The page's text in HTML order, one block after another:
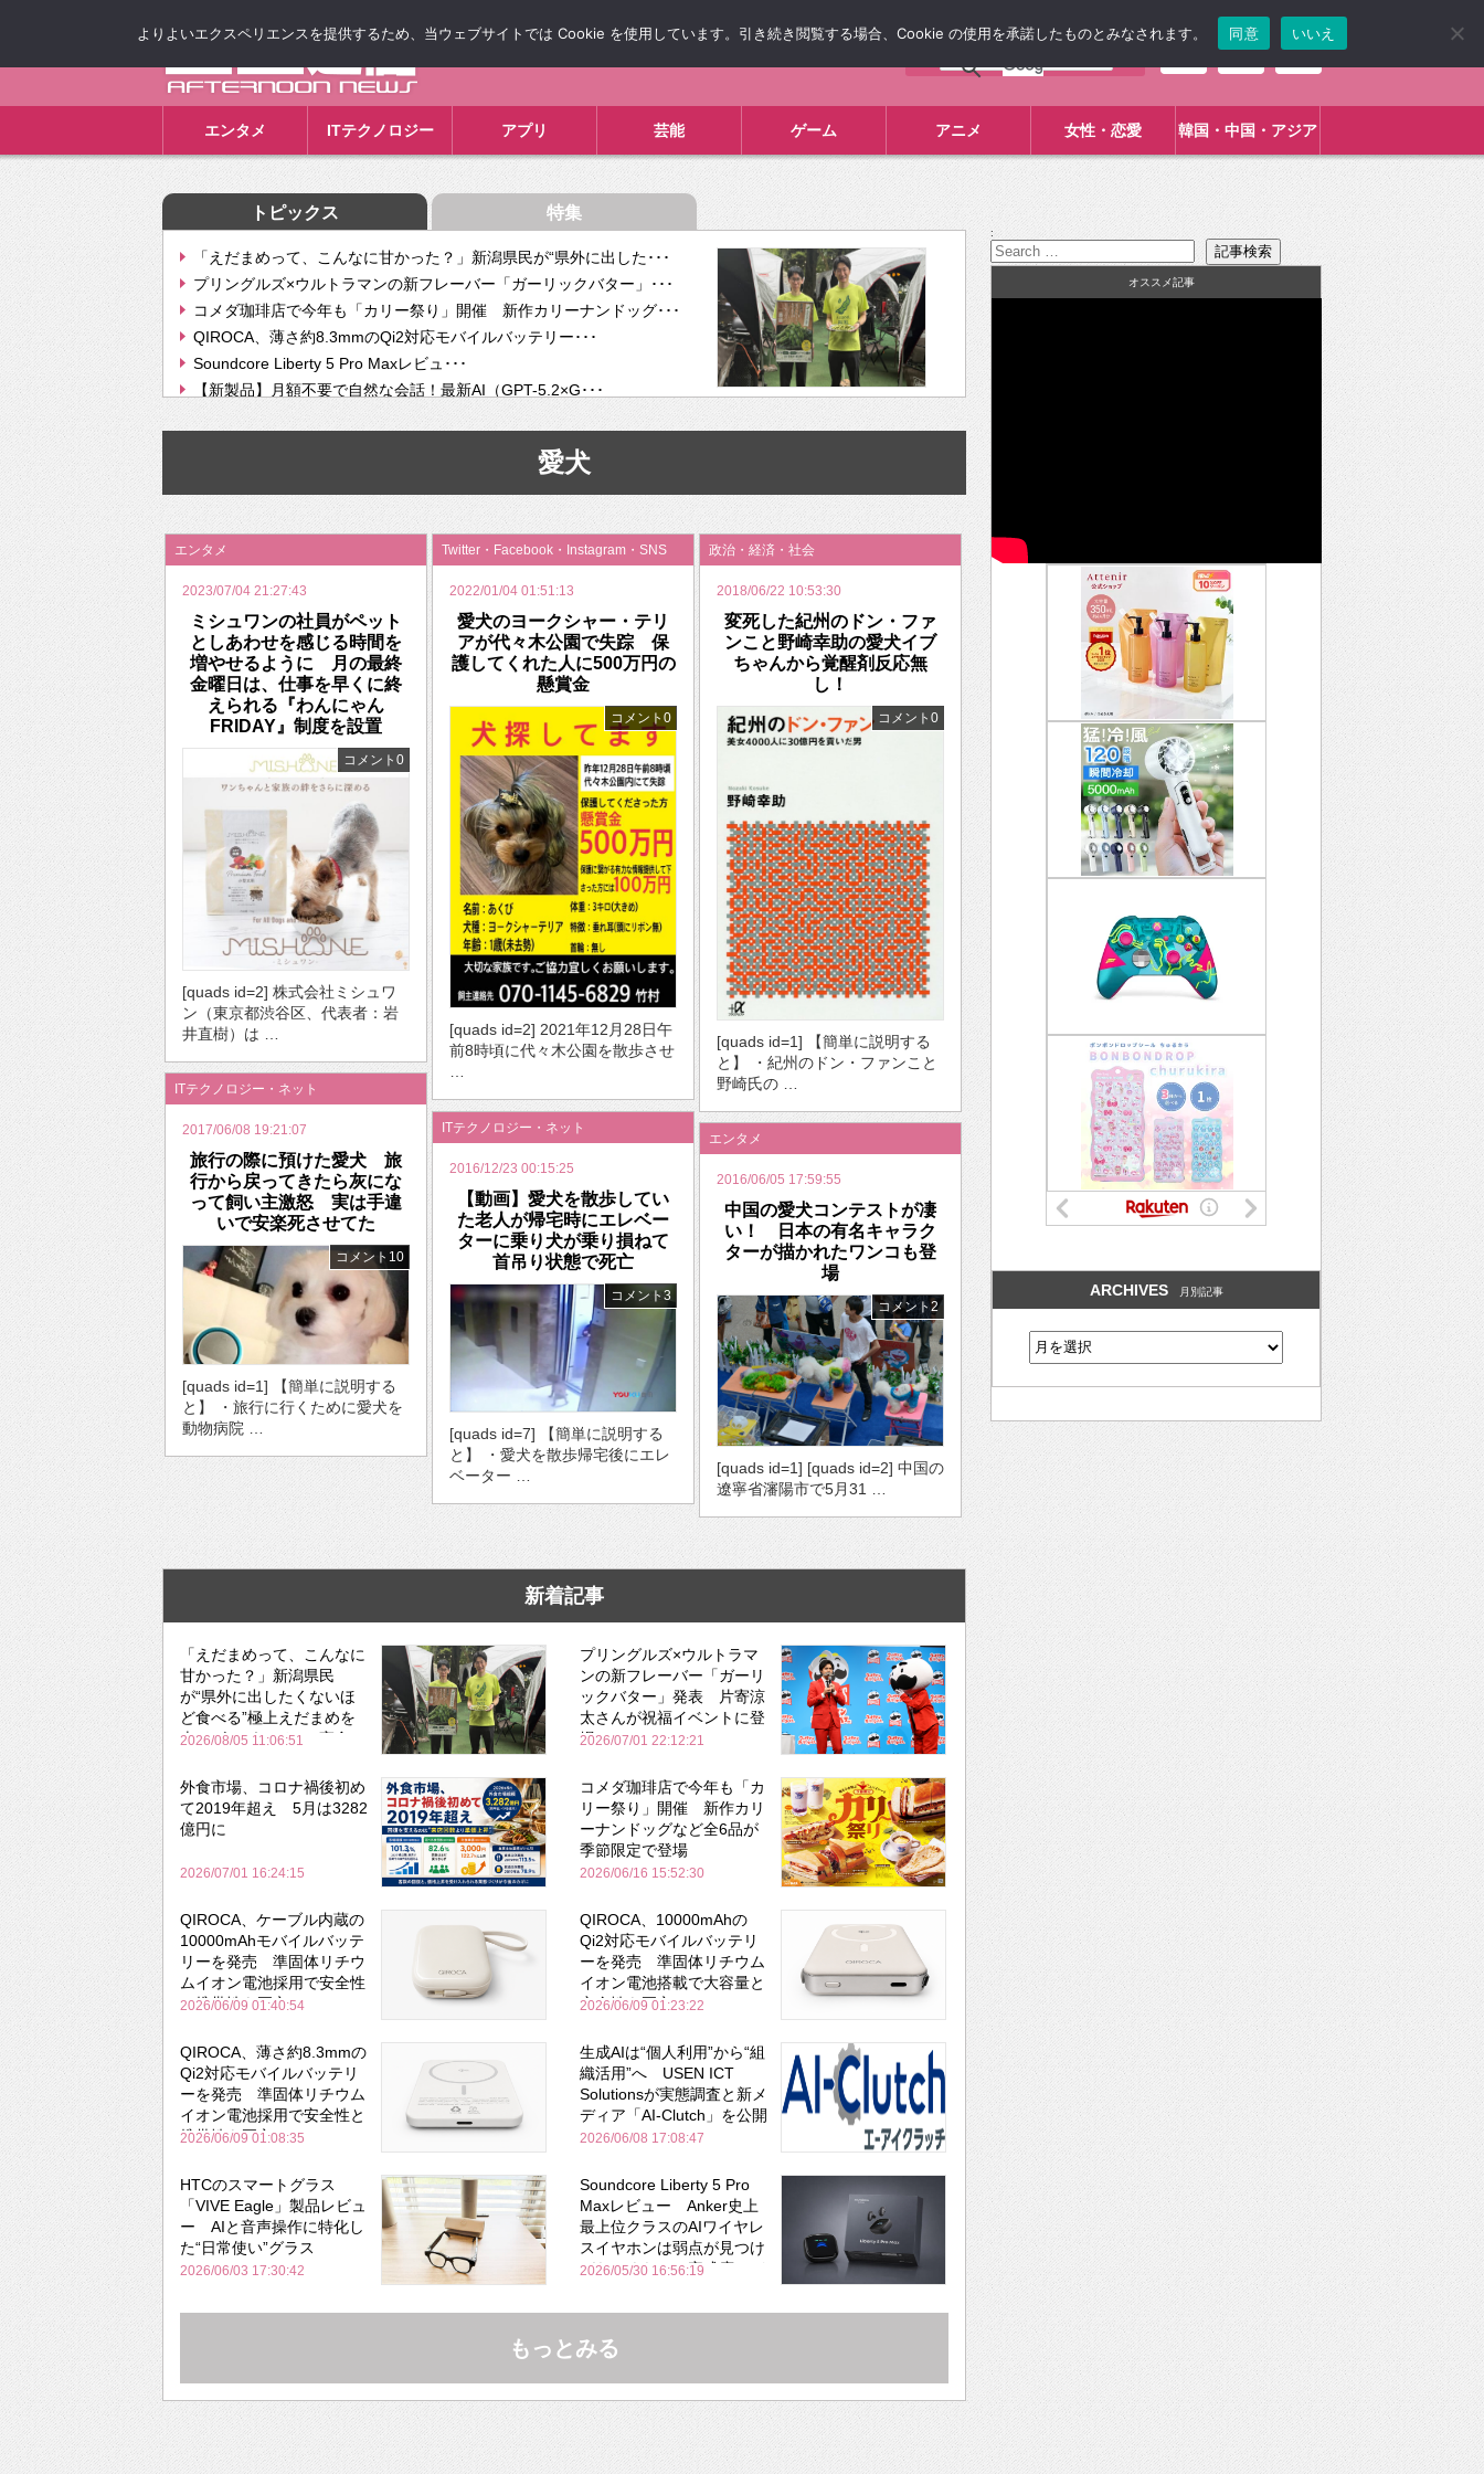
エンタメ ITテクノロジー アプリ 芸能 ゲーム アニメ 女性・恋愛 韓国・中国・アジア
トピックス 特集
「えだまめって、こんなに甘かった？」新潟県民が“県外に出した･･･
プリングルズ×ウルトラマンの新フレーバー「ガーリックバター」･･･
コメダ珈琲店で今年も「カリー祭り」開催 新作カリーナンドッグ･･･
QIROCA、薄さ約8.3mmのQi2対応モバイルバッテリー･･･
Soundcore Liberty 5 Pro Maxレビュ･･･
【新製品】月額不要で自然な会話！最新AI（GPT-5.2×G･･･
【次世代の没入感と生産性】VITURE Luma Ultra･･･
挫折率8割の壁をAIで突破。ジャストシステム、”自分が今話し･･･
2026年のバレンタインは「自分で作って、想いを渡す」 TE･･･
愛犬
エンタメ
2023/07/04 21:27:43
ミシュワンの社員がペット
としあわせを感じる時間を
増やせるように 月の最終
金曜日は、仕事を早くに終
えられる『わんにゃん
FRIDAY』制度を設置
コメント0
[quads id=2] 株式会社ミシュワ
ン（東京都渋谷区、代表者：岩
井直樹）は …
Twitter・Facebook・Instagram・SNS
2022/01/04 01:51:13
愛犬のヨークシャー・テリ
アが代々木公園で失踪 保
護してくれた人に500万円の
懸賞金
コメント0
[quads id=2] 2021年12月28日午
前8時頃に代々木公園を散歩させ
政治・経済・社会
2018/06/22 10:53:30
変死した紀州のドン・ファ
ンこと野崎幸助の愛犬イブ
ちゃんから覚醒剤反応無
し！
コメント0
[quads id=1] 【簡単に説明する
と】 ・紀州のドン・ファンこと
野崎氏の …
ITテクノロジー・ネット
2017/06/08 19:21:07
旅行の際に預けた愛犬 旅
行から戻ってきたら灰にな
って飼い主激怒 実は手違
いで安楽死させてた
コメント10
[quads id=1] 【簡単に説明する
と】 ・旅行に行くために愛犬を
動物病院 …
ITテクノロジー・ネット
2016/12/23 00:15:25
【動画】愛犬を散歩してい
た老人が帰宅時にエレベー
ターに乗り犬が乗り損ねて
首吊り状態で死亡
コメント3
[quads id=7] 【簡単に説明する
と】 ・愛犬を散歩帰宅後にエレ
ベーター …
エンタメ
2016/06/05 17:59:55
中国の愛犬コンテストが凄
い！ 日本の有名キャラク
ターが描かれたワンコも登
場
コメント2
[quads id=1] [quads id=2] 中国の
遼寧省瀋陽市で5月31 …
新着記事
「えだまめって、こんなに
甘かった？」新潟県民
が“県外に出したくないほ
ど食べる”極上えだまめを
森のビアガーデンで実食
2026/08/05 11:06:51
プリングルズ×ウルトラマ
ンの新フレーバー「ガーリ
ックバター」発表 片寄涼
太さんが祝福イベントに登
場
2026/07/01 22:12:21
外食市場、コロナ禍後初め
て2019年超え 5月は3282
億円に
2026/07/01 16:24:15
コメダ珈琲店で今年も「カ
リー祭り」開催 新作カリ
ーナンドッグなど全6品が
季節限定で登場
2026/06/16 15:52:30
QIROCA、ケーブル内蔵の
10000mAhモバイルバッテ
リーを発売 準固体リチウ
ムイオン電池採用で安全性
と携帯性を両立
2026/06/09 01:40:54
QIROCA、10000mAhの
Qi2対応モバイルバッテリ
ーを発売 準固体リチウム
イオン電池搭載で大容量と
安全性を両立
2026/06/09 01:23:22
QIROCA、薄さ約8.3mmの
Qi2対応モバイルバッテリ
ーを発売 準固体リチウム
イオン電池採用で安全性と
携帯性を両立
2026/06/09 01:08:35
生成AIは“個人利用”から“組
織活用”へ USEN ICT
Solutionsが実態調査と新メ
ディア「AI-Clutch」を公開
2026/06/08 17:08:47
HTCのスマートグラス
「VIVE Eagle」製品レビュ
ー AIと音声操作に特化し
た“日常使い”グラス
2026/06/03 17:30:42
Soundcore Liberty 5 Pro
Maxレビュー Anker史上
最上位クラスのAIワイヤレ
スイヤホンは弱点が見つけ
づらいくらいの完成度にび
Bose並み
2026/05/30 16:56:19
もっとみる
:
オススメ記事
ARCHIVES 月別記事
よりよいエクスペリエンスを提供するため、当ウェブサイトでは Cookie を使用しています。引き続き閲覧する場合、Cookie の使用を承諾したものとみなされます。 同意 いいえ